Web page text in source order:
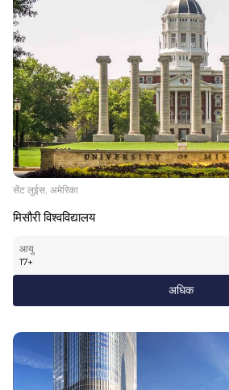
सेंट लुईस, अमेरिका
मिसौरी विश्वविद्यालय
आयु
17+
अधिक